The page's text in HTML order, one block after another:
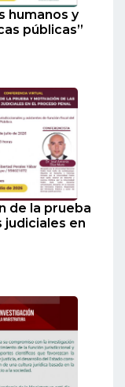
humanos y
públicas”
de la prueba
judiciales en